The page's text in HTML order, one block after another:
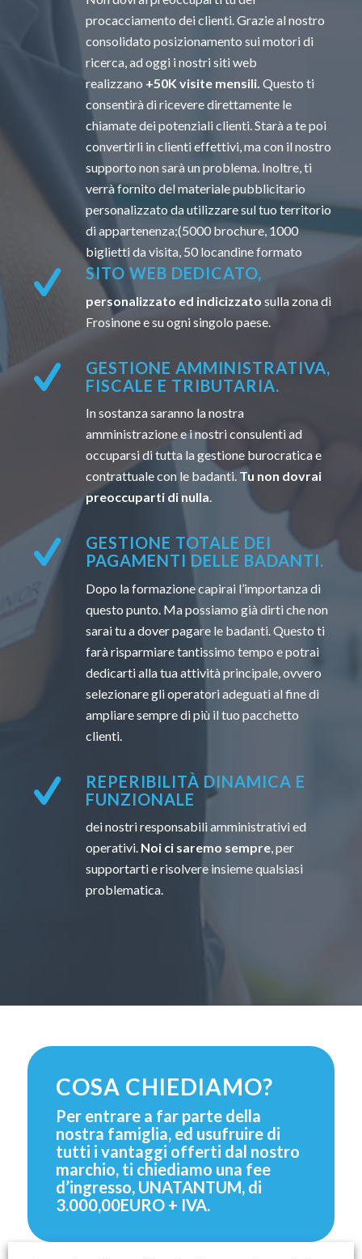
procacciamento dei clienti. Grazie al nostro
consolidato posizionamento sui motori di
ricerca, ad oggi i nostri siti web
realizzano +50K visite mensili. Questo ti
consentirà di ricevere direttamente le
chiamate dei potenziali clienti. Starà a te poi
convertirli in clienti effettivi, ma con il nostro
supporto non sarà un problema. Inoltre, ti
verrà fornito del materiale pubblicitario
personalizzato da utilizzare sul tuo territorio
di appartenenza;(5000 brochure, 1000
biglietti da visita, 50 locandine formato
SITO WEB DEDICATO,
personalizzato ed indicizzato sulla zona di
Frosinone e su ogni singolo paese.
GESTIONE AMMINISTRATIVA,
FISCALE E TRIBUTARIA.
In sostanza saranno la nostra
amministrazione e i nostri consulenti ad
occuparsi di tutta la gestione burocratica e
contrattuale con le badanti. Tu non dovrai
preoccuparti di nulla.
GESTIONE TOTALE DEI
PAGAMENTI DELLE BADANTI.
Dopo la formazione capirai l’importanza di
questo punto. Ma possiamo già dirti che non
sarai tu a dover pagare le badanti. Questo ti
farà risparmiare tantissimo tempo e potrai
dedicarti alla tua attività principale, ovvero
selezionare gli operatori adeguati al fine di
ampliare sempre di più il tuo pacchetto
clienti.
REPERIBILITÀ DINAMICA E
FUNZIONALE
dei nostri responsabili amministrativi ed
operativi. Noi ci saremo sempre, per
supportarti e risolvere insieme qualsiasi
problematica.
COSA CHIEDIAMO?
Per entrare a far parte della
nostra famiglia, ed usufruire di
tutti i vantaggi offerti dal nostro
marchio, ti chiediamo una fee
d’ingresso, UNATANTUM, di
3.000,00EURO + IVA.